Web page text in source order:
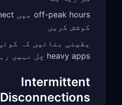
کوشش کریں
heavy apps چل نہیں رہیں
Intermittent
Disconnections